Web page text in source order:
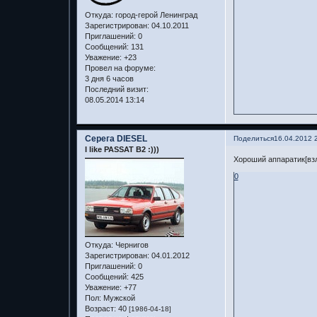
Откуда: город-герой Ленинград
Зарегистрирован: 04.10.2011
Приглашений: 0
Сообщений: 131
Уважение: +23
Провел на форуме:
3 дня 6 часов
Последний визит:
08.05.2014 13:14
Поделиться16.04.2012
Серега DIESEL
I like PASSAT B2 :)))
Откуда: Чернигов
Зарегистрирован: 04.01.2012
Приглашений: 0
Сообщений: 425
Уважение: +77
Пол: Мужской
Возраст: 40 [1986-04-18]
Хороший
0